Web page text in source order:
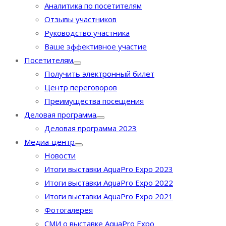
Аналитика по посетителям
Отзывы участников
Руководство участника
Ваше эффективное участие
Посетителям
Получить электронный билет
Центр переговоров
Преимущества посещения
Деловая программа
Деловая программа 2023
Медиа-центр
Новости
Итоги выставки AquaPro Expo 2023
Итоги выставки AquaPro Expo 2022
Итоги выставки AquaPro Expo 2021
Фотогалерея
СМИ о выставке AquaPro Expo